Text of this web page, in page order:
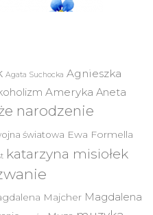
Agata Suchocka Agnieszka
Ameryka Aneta
narodzenie
światowa Ewa Formella
katarzyna misiołek
Majcher Magdalena